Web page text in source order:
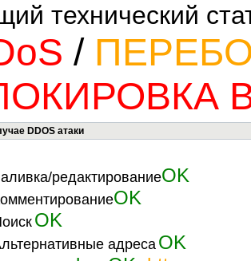
технический
/
DDOS атаки
редактированиеOK
OK
OK
адреса OK